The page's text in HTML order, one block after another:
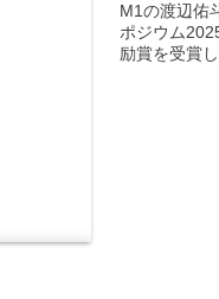
M1の渡辺佑
ポジウム
励賞を受賞